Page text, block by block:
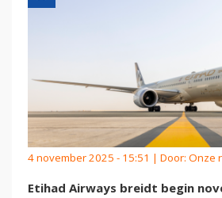
4 november 2025 - 15:51 | Door: Onze
Etihad Airways breidt begin